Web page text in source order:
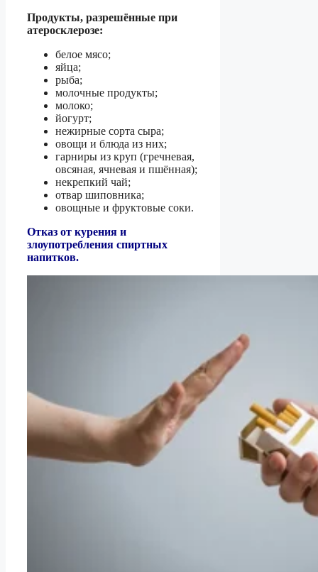
Продукты, разрешённые при
атеросклерозе:
белое мясо;
яйца;
рыба;
молочные продукты;
молоко;
йогурт;
нежирные сорта сыра;
овощи и блюда из них;
гарниры из круп (гречневая,
овсяная, ячневая и пшённая);
некрепкий чай;
отвар шиповника;
овощные и фруктовые соки.
Отказ от курения и
злоупотребления спиртных
напитков.